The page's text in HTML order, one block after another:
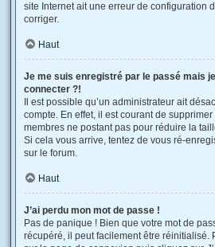
site Internet ait une erreur de configuration
corriger.
Haut
Je me suis enregistré par le passé mais
connecter ?!
Il est possible qu’un administrateur ait
compte. En effet, il est courant de
membres ne postant pas pour réduire la
Si cela vous arrive, tentez de vous ré-
sur le forum.
Haut
J’ai perdu mon mot de passe !
Pas de panique ! Bien que votre mot de
récupéré, il peut facilement être réinitialisé.